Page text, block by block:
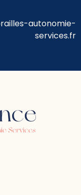
autonomie-
services.fr